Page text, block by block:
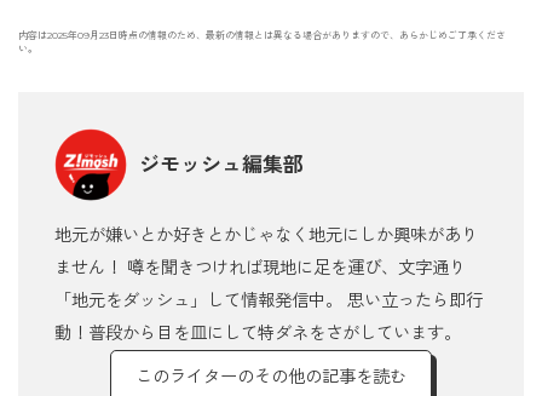
内容は2025年09月23日時点の情報のため、最新の情報とは異なる場合がありますので、あらかじめご了承くださ
い。
ジモッシュ編集部
地元が嫌いとか好きとかじゃなく地元にしか興味があり
ません！ 噂を聞きつければ現地に足を運び、文字通り
「地元をダッシュ」して情報発信中。 思い立ったら即行
動！普段から目を皿にして特ダネをさがしています。
このライターのその他の記事を読む